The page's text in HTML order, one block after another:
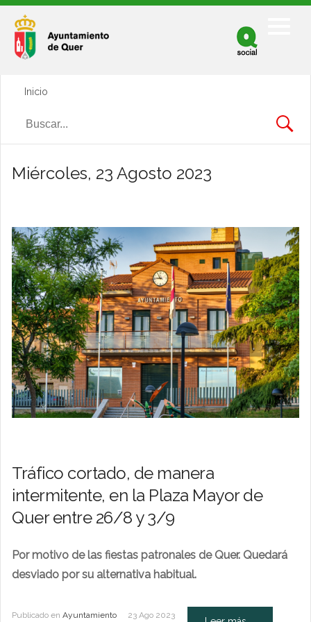
Inicio
Miércoles, 23 Agosto 2023
Tráfico cortado, de manera
intermitente, en la Plaza Mayor de
Quer entre 26/8 y 3/9
Por motivo de las fiestas patronales de Quer. Quedará
desviado por su alternativa habitual.
Publicado en Ayuntamiento 23 Ago 2023